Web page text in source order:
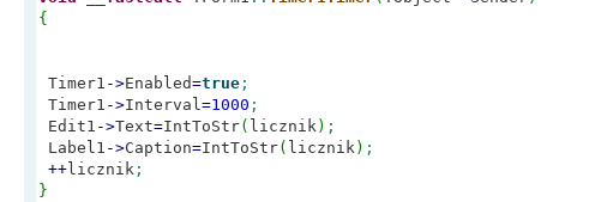
{
Timer1 ->Enabled=true ;
Timer1 ->Interval =1000 ;
Edit1 ->Text=IntToStr( licznik ) ;
Label1 ->Caption=IntToStr( licznik ) ;
++licznik ;
}